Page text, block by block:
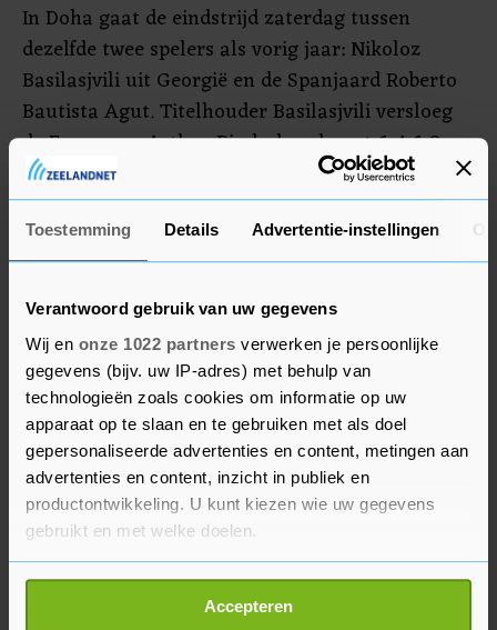
Toestemming Details Advertentie-instellingen
Verantwoord gebruik van uw gegevens
Wij en onze 1022 partners verwerken je persoonlijke
gegevens (bijv. uw IP-adres) met behulp van
technologieën zoals cookies om informatie op uw
apparaat op te slaan en te gebruiken met als doel
gepersonaliseerde advertenties en content, metingen aan
advertenties en content, inzicht in publiek en
productontwikkeling. U kunt kiezen wie uw gegevens
gebruikt en met welke doelen.
Als u het toestaat, willen we ook graag:
Informatie verzamelen over uw geografische
Accepteren
In Doha gaat de eindstrijd zaterdag tussen
dezelfde twee spelers als vorig jaar: Nikoloz
Basilasjvili uit Georgië en de Spanjaard Roberto
Bautista Agut. Titelhouder Basilasjvili versloeg
de Fransman Arthur Rinderknech met 6-4 6-2,
Bautista Agut was Karen Chatsjanov uit Rusland
met 2-6 6-3 7-5 net de baas.